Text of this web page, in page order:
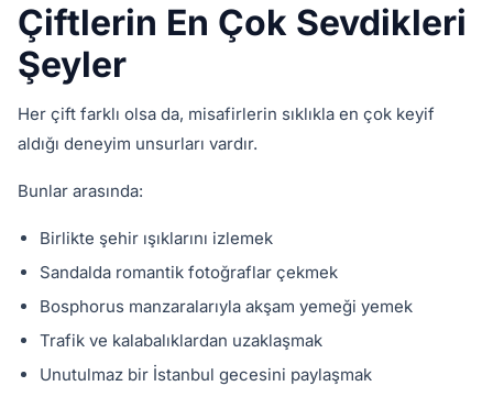
Çiftlerin En Çok Sevdikleri
Şeyler
Her çift farklı olsa da, misafirlerin sıklıkla en çok keyif
aldığı deneyim unsurları vardır.
Bunlar arasında:
Birlikte şehir ışıklarını izlemek
Sandalda romantik fotoğraflar çekmek
Bosphorus manzaralarıyla akşam yemeği yemek
Trafik ve kalabalıklardan uzaklaşmak
Unutulmaz bir İstanbul gecesini paylaşmak